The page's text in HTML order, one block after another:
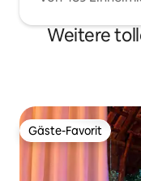
Weitere
Gäste-Favorit
Gäste-Favorit